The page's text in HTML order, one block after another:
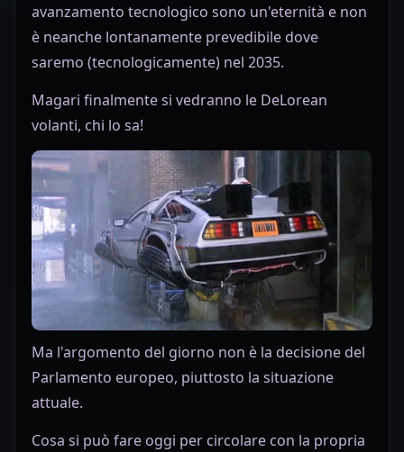
avanzamento tecnologico sono un'eternità e non
è neanche lontanamente prevedibile dove
saremo (tecnologicamente) nel 2035.
Magari finalmente si vedranno le DeLorean
volanti, chi lo sa!
Ma l'argomento del giorno non è la decisione del
Parlamento europeo, piuttosto la situazione
attuale.
Cosa si può fare oggi per circolare con la propria